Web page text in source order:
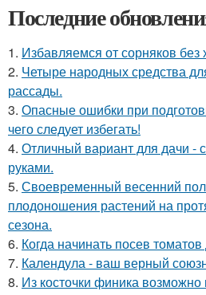
Последние
1. Избавляемся от сорняков без
2. Четыре народных средства
рассады.
3. Опасные ошибки при
чего следует избегать!
4. Отличный вариант для дачи -
руками.
5. Своевременный весенний
плодоношения растений на
сезона.
6. Когда начинать посев
7. Календула - ваш верный
8. Из косточки финика